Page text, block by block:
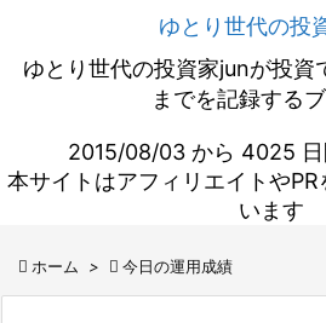
ゆとり世代の投
ゆとり世代の投資家junが投資
までを記録するブ
2015/08/03 から 4025 日
本サイトはアフィリエイトや
います
 ホーム >  今日の運用成績